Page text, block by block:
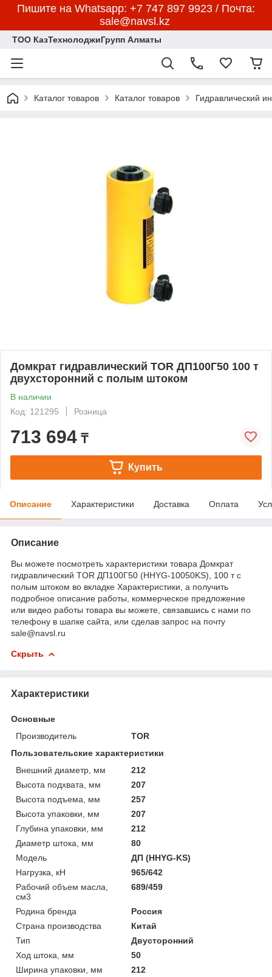
Пишите на Whatsapp: +7 747 897 9923 / Почта:
sale@navsl.kz
ТОО КазТехнолоджиГрупп Алматы
Каталог товаров Каталог товаров Гидравлический
Домкрат гидравлический TOR ДП100Г50 100 т
двухсторонний с полым штоком
В наличии
Код: 121295
Розница
713 694 ₸
Купить
Описание Характеристики Доставка Оплата
Описание
Вы можете посмотреть характеристики товара Домкрат
гидравлический TOR ДП100Г50 (HHYG-10050KS), 100 т с
полым штоком во вкладке Характеристики, а получить
подробное описание работы, коммерческое предложение
или видео работы товара вы можете, связавшись с нами по
телефону в шапке сайта, или сделав запрос на почту
sale@navsl.ru
Скрыть
Характеристики
Основные
Производитель
TOR
Пользовательские характеристики
Внешний диаметр, мм
212
Высота подхвата, мм
207
Высота подъема, мм
257
Высота упаковки, мм
207
Глубина упаковки, мм
212
Диаметр штока, мм
80
Модель
ДП (HHYG-KS)
Нагрузка, кН
965/642
Рабочий объем масла,
см3
689/459
Родина бренда
Россия
Страна производства
Китай
Тип
Двусторонний
Ход штока, мм
50
Ширина упаковки, мм
212